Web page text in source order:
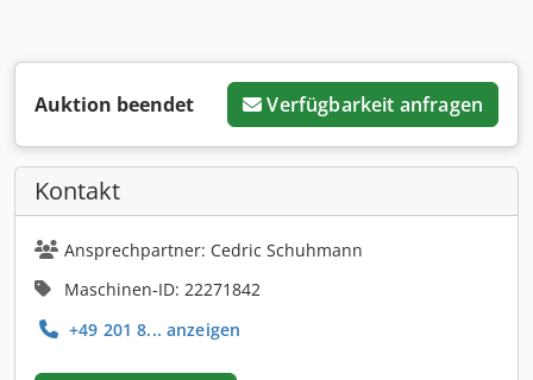
Auktion beendet Verfügbarkeit anfragen
Kontakt
Ansprechpartner: Cedric Schuhmann
Maschinen-ID: 22271842
+49 201 8... anzeigen